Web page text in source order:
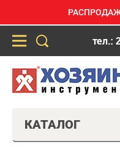
тел.:
КАТАЛОГ